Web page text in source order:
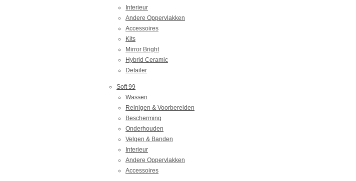
Interieur
Andere Oppervlakken
Accessoires
Kits
Mirror Bright
Hybrid Ceramic
Detailer
Soft 99
Wassen
Reinigen & Voorbereiden
Bescherming
Onderhouden
Velgen & Banden
Interieur
Andere Oppervlakken
Accessoires